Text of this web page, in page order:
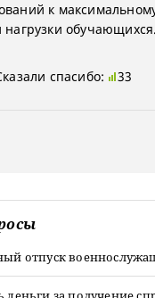
к
нагрузки обучающихся.
спасибо: 33
отпуск